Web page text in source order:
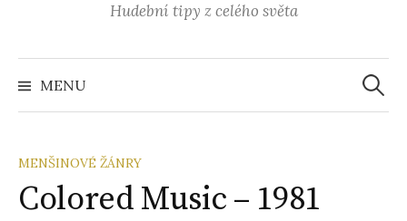
Hudební tipy z celého světa
MENU
MENŠINOVÉ ŽÁNRY
Colored Music – 1981